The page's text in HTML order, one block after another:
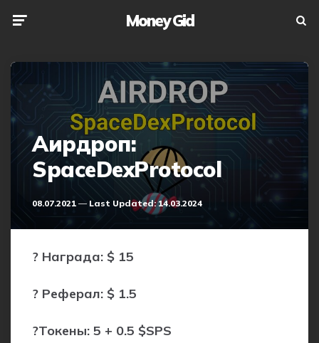
Money Gid
Аирдроп:
SpaceDexProtocol
08.07.2021 Last Updated:14.03.2024
? Награда: $ 15
? Реферал: $ 1.5
?Токены: 5 + 0.5 $SPS